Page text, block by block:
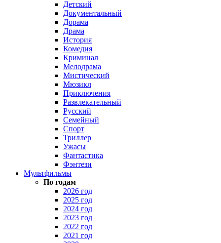
Детский
Документальный
Дорама
Драма
История
Комедия
Криминал
Мелодрама
Мистический
Мюзикл
Приключения
Развлекательный
Русский
Семейный
Спорт
Триллер
Ужасы
Фантастика
Фэнтези
Мультфильмы
По годам
2026 год
2025 год
2024 год
2023 год
2022 год
2021 год